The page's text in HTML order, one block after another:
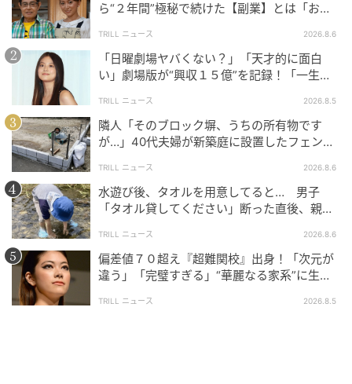
ら“２年間”極秘で続けた【副業】とは「お金
TRILL ニュース 2026.8.6
「日曜劇場ヤバくない？」「天才的に面白
い」劇場版が“興収１５億”を記録！「一生言
TRILL ニュース 2026.8.5
隣人「そのブロック塀、うちの所有物です
が…」40代夫婦が新築庭に設置したフェン
TRILL ニュース 2026.8.6
水遊び後、タオルを用意してると… 男子
「タオル貸してください」断った直後、親が
TRILL ニュース 2026.8.6
偏差値７０超え『超難関校』出身！「次元が
違う」「完璧すぎる」“華麗なる家系”に生ま
TRILL ニュース 2026.8.5